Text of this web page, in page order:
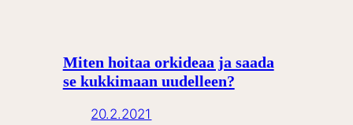
Miten hoitaa orkideaa ja saada
se kukkimaan uudelleen?
20.2.2021